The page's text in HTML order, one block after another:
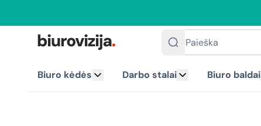
Paieška
Biuro kėdės Darbo stalai Biuro baldai